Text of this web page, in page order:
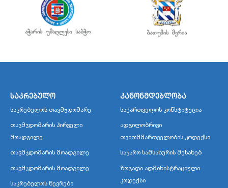
საკრებულო
საკრებულოს თავმჯდომარე
თავმჯდომარის პირველი
მოადგილე
თავმჯდომარის მოადგილე
თავმჯდომარის მოადგილე
საკრებულოს წევრები
კანონმდებლობა
საქართველოს კონსტიტუცია
ადგილობრივი
თვითმმართველობის კოდექსი
საჯარო სამსახურის შესახებ
ზოგადი ადმინისტრაციული
კოდექსი